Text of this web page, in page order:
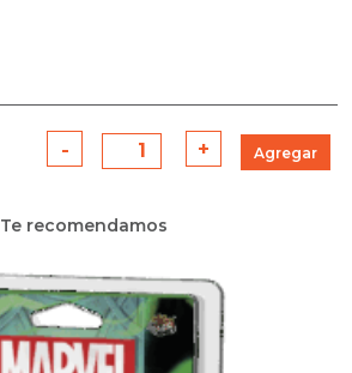
-
Marvel
Champions:
quantity
+ Agregar
Te recomendamos